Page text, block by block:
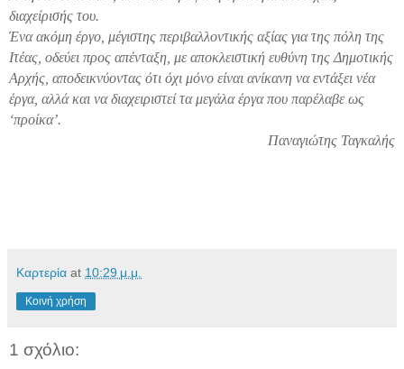
διαχείρισής του.
Ένα ακόμη έργο, μέγιστης περιβαλλοντικής αξίας για της πόλη της
Ιτέας, οδεύει προς απένταξη, με αποκλειστική ευθύνη της Δημοτικής
Αρχής, αποδεικνύοντας ότι όχι μόνο είναι ανίκανη να εντάξει νέα
έργα, αλλά και να διαχειριστεί τα μεγάλα έργα που παρέλαβε ως
‘προίκα’.
Παναγιώτης Ταγκαλής
Καρτερία at 10:29 μ.μ.
Κοινή χρήση
1 σχόλιο: